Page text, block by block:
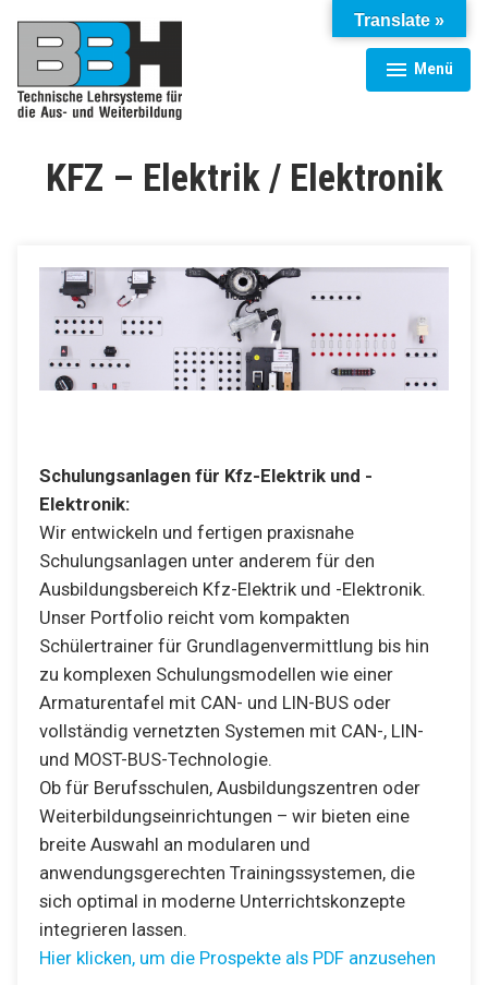
Inhalt
springen
Menü
aufgeklappt
zugeklappt
KFZ – Elektrik / Elektronik
Schulungsanlagen für Kfz-Elektrik und -
Elektronik:
Wir entwickeln und fertigen praxisnahe
Schulungsanlagen unter anderem für den
Ausbildungsbereich Kfz-Elektrik und -Elektronik.
Unser Portfolio reicht vom kompakten
Schülertrainer für Grundlagenvermittlung bis hin
zu komplexen Schulungsmodellen wie einer
Armaturentafel mit CAN- und LIN-BUS oder
vollständig vernetzten Systemen mit CAN-, LIN-
und MOST-BUS-Technologie.
Ob für Berufsschulen, Ausbildungszentren oder
Weiterbildungseinrichtungen – wir bieten eine
breite Auswahl an modularen und
anwendungsgerechten Trainingssystemen, die
sich optimal in moderne Unterrichtskonzepte
integrieren lassen.
Hier klicken, um die Prospekte als PDF anzusehen
Translate »